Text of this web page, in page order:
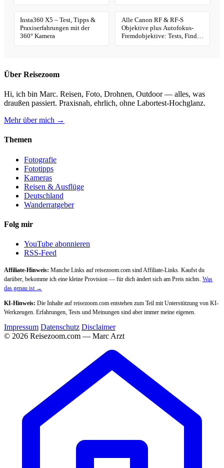
Insta360 X5 – Test, Tipps &
Praxiserfahrungen mit der
360° Kamera
Alle Canon RF & RF-S
Objektive plus Autofokus-
Fremdobjektive: Tests, Finder
Über Reisezoom
Hi, ich bin Marc. Reisen, Foto, Drohnen, Outdoor — alles, was
draußen passiert. Praxisnah, ehrlich, ohne Labortest-Hochglanz.
Mehr über mich →
Themen
Fotografie
Fototipps
Kameras
Reisen & Ausflüge
Deutschland
Wanderratgeber
Folg mir
YouTube abonnieren
RSS-Feed
Affiliate-Hinweis: Manche Links auf reisezoom.com sind Affiliate-Links. Kaufst du
darüber, bekomme ich eine kleine Provision — für dich ändert sich am Preis nichts. Was
das genau ist →
KI-Hinweis: Die Inhalte auf reisezoom.com entstehen zum Teil mit Unterstützung von KI-
Werkzeugen. Erfahrungen, Tests und Meinungen sind aber immer meine eigenen.
Impressum Datenschutz Disclaimer
© 2026 Reisezoom.com — Marc Arzt